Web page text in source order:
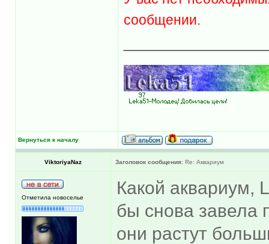
сообщении.
Вернуться к началу
ViktoriyaNaz Заголовок сообщения: Re: Аквариум
Отметила новоселье
Какой аквариум,
бы снова завела
они растут